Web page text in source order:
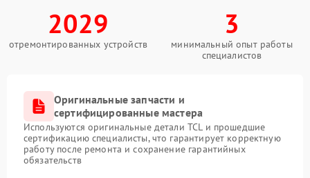
2029
отремонтированных устройств
3
минимальный опыт работы
специалистов
Оригинальные запчасти и
сертифицированные мастера
Используются оригинальные детали TCL и прошедшие
сертификацию специалисты, что гарантирует корректную
работу после ремонта и сохранение гарантийных
обязательств